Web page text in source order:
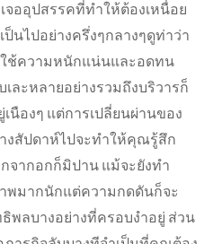
จออุปสรรคที่ทำให้ต้องเหนื่อย
นไปอย่างครึ่งๆกลางๆดูท่าว่า
ใช้ความหนักแน่นและอดทน
ละหลายอย่างรวมถึงบริวารก็
นืองๆ แต่การเปลี่ยนผ่านของ
งสัปดาห์ไปจะทำให้คุณรู้สึก
จากอกก็มิปาน แม้จะยังทำ
พมากนักแต่ความกดดันก็จะ
พลบางอย่างที่ครอบงำอยู่ ส่วน